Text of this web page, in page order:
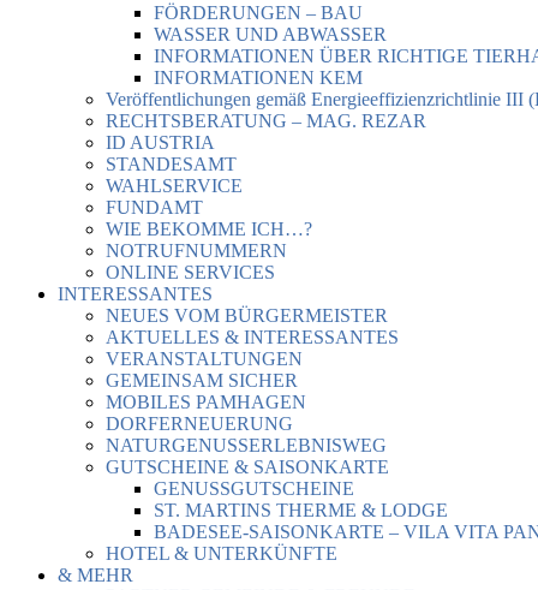
FÖRDERUNGEN – BAU
WASSER UND ABWASSER
INFORMATIONEN ÜBER RICHTIGE
INFORMATIONEN KEM
Veröffentlichungen gemäß Energieeffizienzrichtlinie III
RECHTSBERATUNG – MAG. REZAR
ID AUSTRIA
STANDESAMT
WAHLSERVICE
FUNDAMT
WIE BEKOMME ICH…?
NOTRUFNUMMERN
ONLINE SERVICES
INTERESSANTES
NEUES VOM BÜRGERMEISTER
AKTUELLES & INTERESSANTES
VERANSTALTUNGEN
GEMEINSAM SICHER
MOBILES PAMHAGEN
DORFERNEUERUNG
NATURGENUSSERLEBNISWEG
GUTSCHEINE & SAISONKARTE
GENUSSGUTSCHEINE
ST. MARTINS THERME & LODGE
BADESEE-SAISONKARTE – VILA VITA
HOTEL & UNTERKÜNFTE
& MEHR